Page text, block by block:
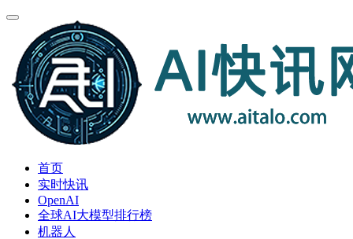
首页
实时快讯
OpenAI
全球AI大模型排行榜
机器人